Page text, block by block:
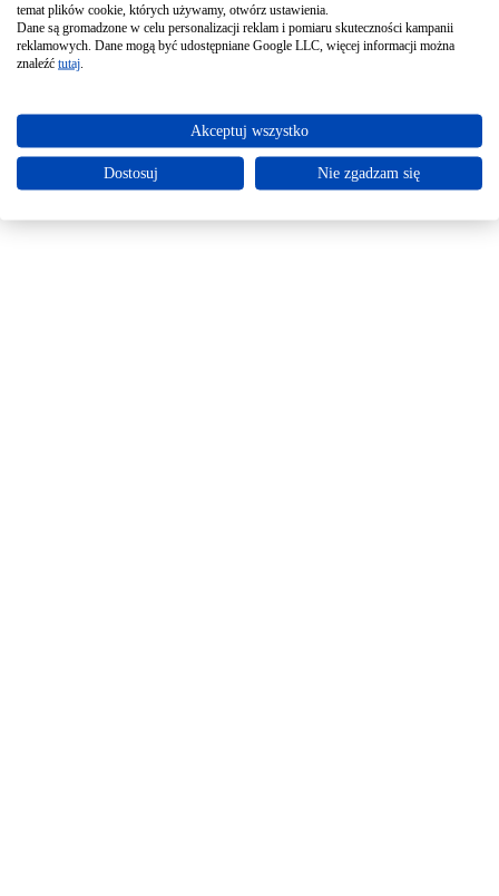
temat plików cookie, których używamy, otwórz ustawienia.
Dane są gromadzone w celu personalizacji reklam i pomiaru skuteczności kampanii
reklamowych. Dane mogą być udostępniane Google LLC, więcej informacji można
znaleźć tutaj
Akceptuj wszystko
Dostosuj Nie zgadzam się